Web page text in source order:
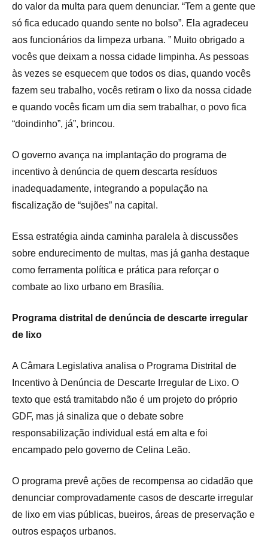
do valor da multa para quem denunciar. “Tem a gente que
só fica educado quando sente no bolso”. Ela agradeceu
aos funcionários da limpeza urbana. ” Muito obrigado a
vocês que deixam a nossa cidade limpinha. As pessoas
às vezes se esquecem que todos os dias, quando vocês
fazem seu trabalho, vocês retiram o lixo da nossa cidade
e quando vocês ficam um dia sem trabalhar, o povo fica
“doindinho”, já”, brincou.
O governo avança na implantação do programa de
incentivo à denúncia de quem descarta resíduos
inadequadamente, integrando a população na
fiscalização de “sujões” na capital.
Essa estratégia ainda caminha paralela à discussões
sobre endurecimento de multas, mas já ganha destaque
como ferramenta política e prática para reforçar o
combate ao lixo urbano em Brasília.
Programa distrital de denúncia de descarte irregular
de lixo
A Câmara Legislativa analisa o Programa Distrital de
Incentivo à Denúncia de Descarte Irregular de Lixo. O
texto que está tramitabdo não é um projeto do próprio
GDF, mas já sinaliza que o debate sobre
responsabilização individual está em alta e foi
encampado pelo governo de Celina Leão.
O programa prevê ações de recompensa ao cidadão que
denunciar comprovadamente casos de descarte irregular
de lixo em vias públicas, bueiros, áreas de preservação e
outros espaços urbanos.